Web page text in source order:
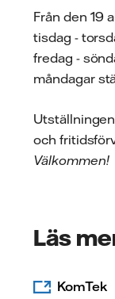
Från den 19
tisdag -
fredag -
måndagar
och
Välkommen!
Läs
KomTek